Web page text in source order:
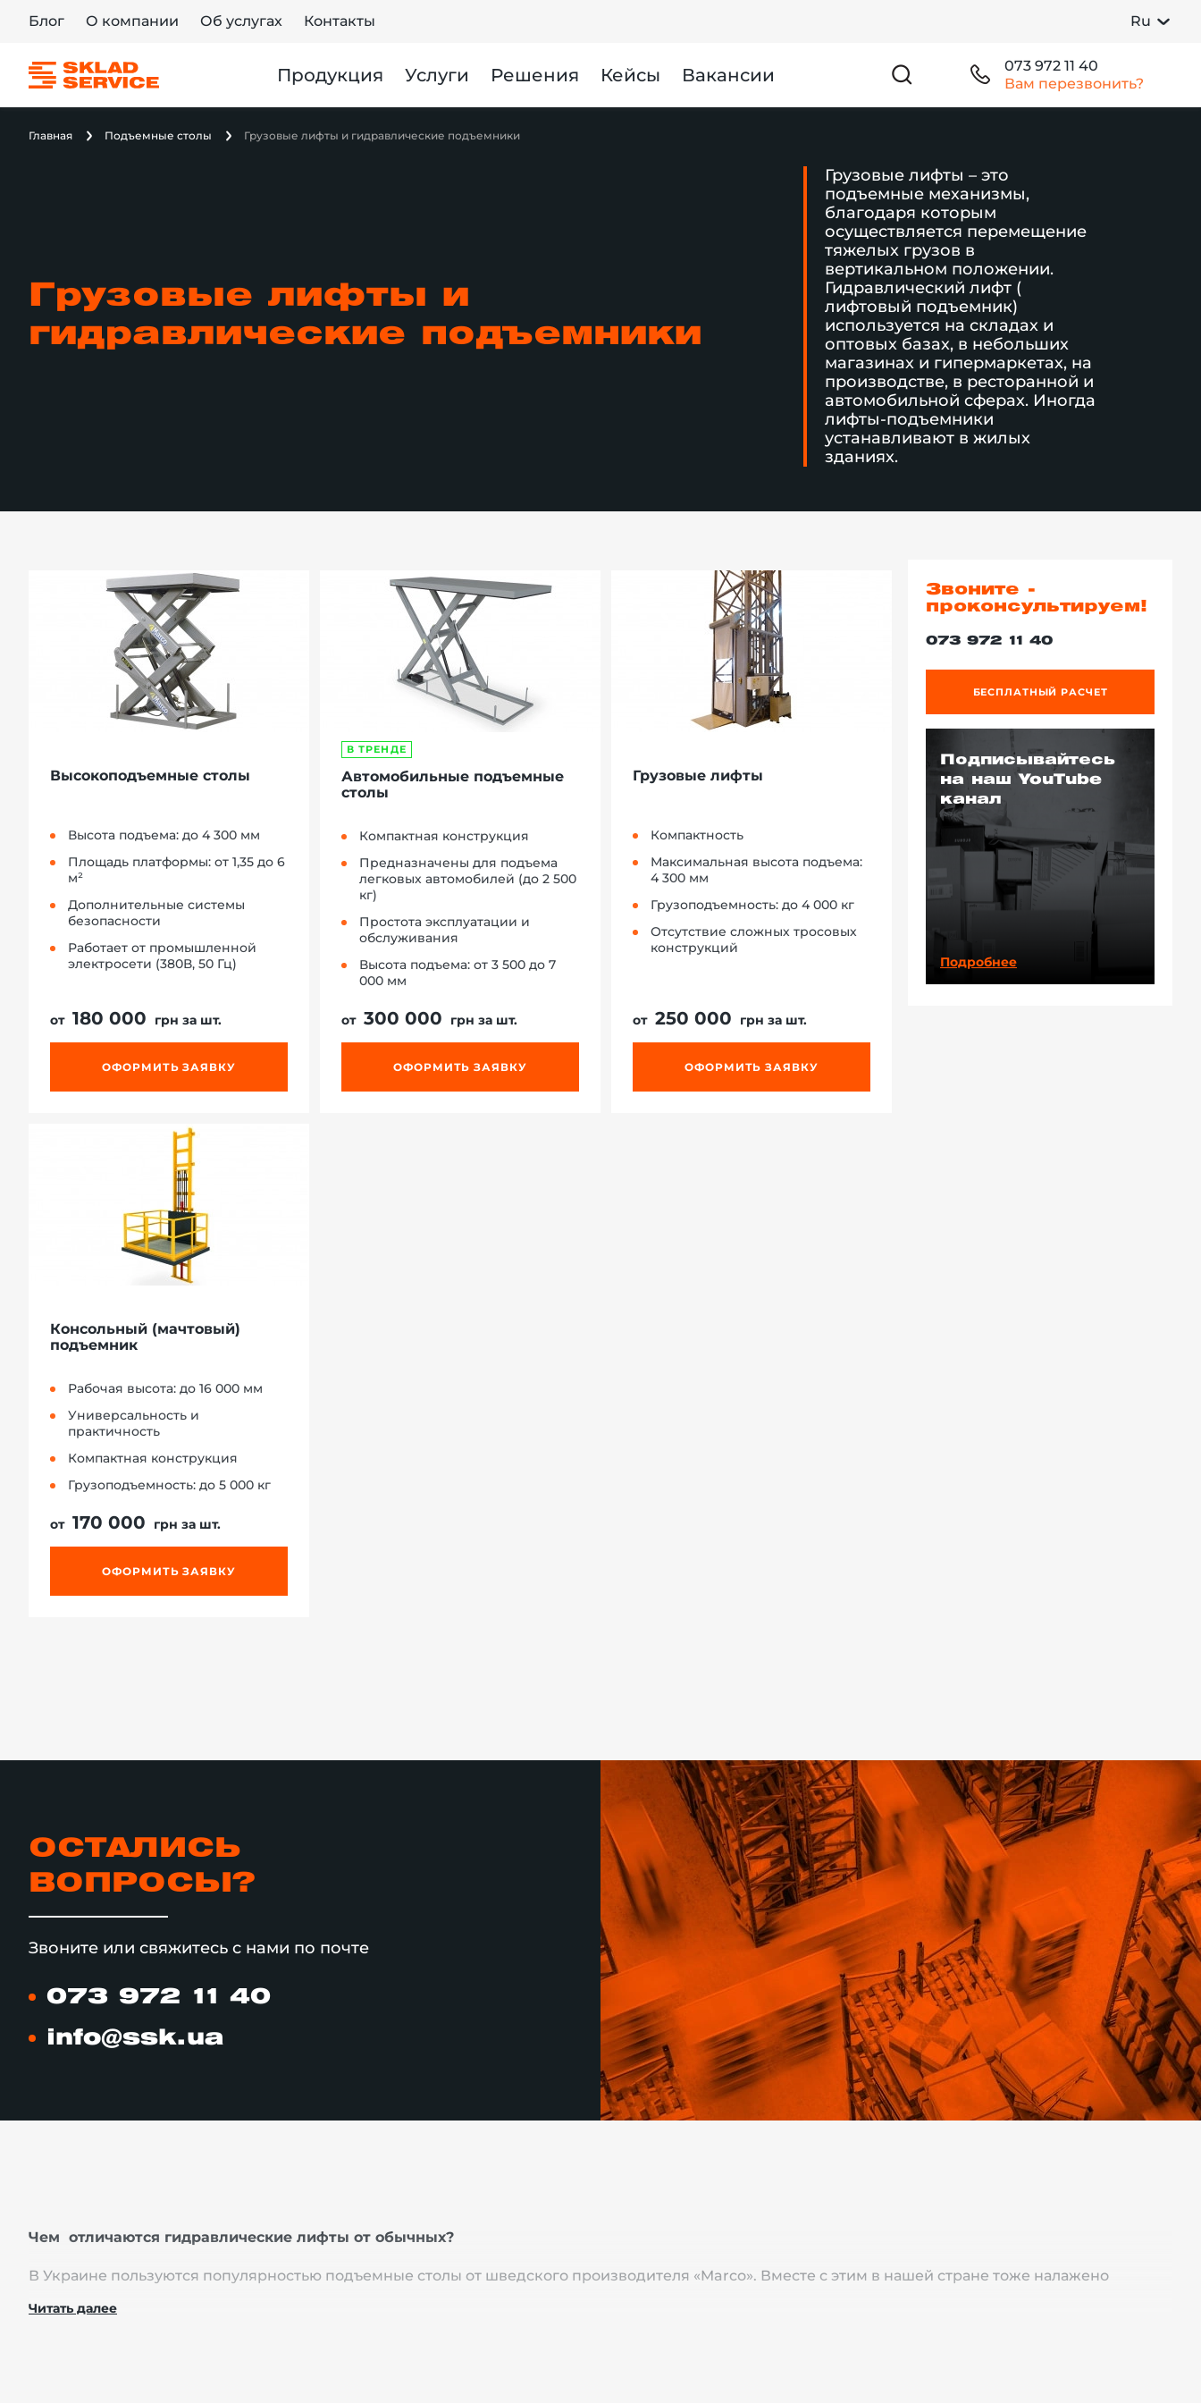
Блог О компании Об услугах Контакты Ru
Продукция Услуги Решения Кейсы Вакансии
073 972 11 40
Вам перезвонить?
Главная Подъемные столы Грузовые лифты и гидравлические подъемники
Грузовые лифты и
гидравлические подъемники
Грузовые лифты – это
подъемные механизмы,
благодаря которым
осуществляется перемещение
тяжелых грузов в
вертикальном положении.
Гидравлический лифт (
лифтовый подъемник)
используется на складах и
оптовых базах, в небольших
магазинах и гипермаркетах, на
производстве, в ресторанной и
автомобильной сферах. Иногда
лифты-подъемники
устанавливают в жилых
зданиях.
Высокоподъемные столы
Высота подъема: до 4 300 мм
Площадь платформы: от 1,35 до 6
м²
Дополнительные системы
безопасности
Работает от промышленной
электросети (380В, 50 Гц)
от 180 000 грн за шт.
ОФОРМИТЬ ЗАЯВКУ
В ТРЕНДЕ
Автомобильные подъемные
столы
Компактная конструкция
Предназначены для подъема
легковых автомобилей (до 2 500
кг)
Простота эксплуатации и
обслуживания
Высота подъема: от 3 500 до 7
000 мм
от 300 000 грн за шт.
ОФОРМИТЬ ЗАЯВКУ
Грузовые лифты
Компактность
Максимальная высота подъема:
4 300 мм
Грузоподъемность: до 4 000 кг
Отсутствие сложных тросовых
конструкций
от 250 000 грн за шт.
ОФОРМИТЬ ЗАЯВКУ
Консольный (мачтовый)
подъемник
Рабочая высота: до 16 000 мм
Универсальность и
практичность
Компактная конструкция
Грузоподъемность: до 5 000 кг
от 170 000 грн за шт.
ОФОРМИТЬ ЗАЯВКУ
Звоните -
проконсультируем!
073 972 11 40
БЕСПЛАТНЫЙ РАСЧЕТ
Подписывайтесь
на наш YouTube
канал
Подробнее
ОСТАЛИСЬ
ВОПРОСЫ?
Звоните или свяжитесь с нами по почте
073 972 11 40
info@ssk.ua
Чем отличаются гидравлические лифты от обычных?
В Украине пользуются популярностью подъемные столы от шведского производителя «Marco». Вместе с этим в нашей стране тоже налажено
производителей.
Читать далее